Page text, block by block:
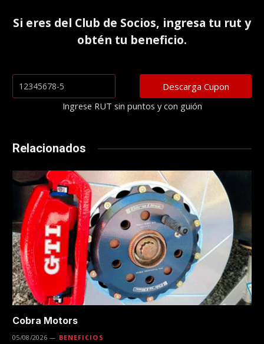
Si eres del Club de Socios, ingresa tu rut y
obtén tu beneficio.
Ingrese RUT sin puntos y con guión
Relacionados
Cobra Motors
05/08/2026 BENEFICIOS